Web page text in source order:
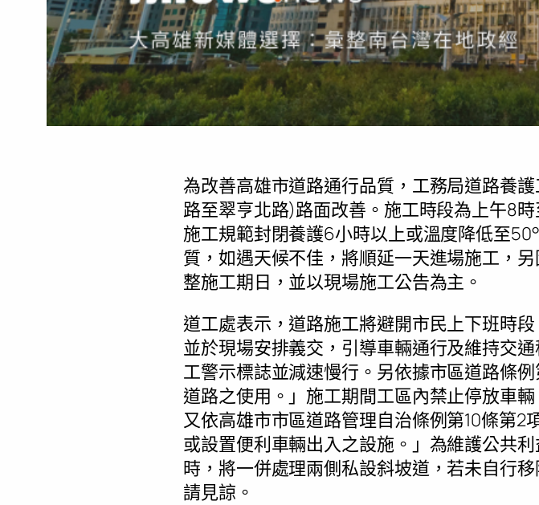
為改善高雄市道路通行品質，工務局道路養
路至翠亨北路)路面改善。施工時段為上午8
施工規範封閉養護6小時以上或溫度降低至
質，如遇天候不佳，將順延一天進場施工，
整施工期日，並以現場施工公告為主。
道工處表示，道路施工將避開市民上下班時
並於現場安排義交，引導車輛通行及維持交
工警示標誌並減速慢行。另依據市區道路條
道路之使用。」施工期間工區內禁止停放車
又依高雄市市區道路管理自治條例第10條第
或設置便利車輛出入之設施。」為維護公共
時，將一併處理兩側私設斜坡道，若未自行
請見諒。